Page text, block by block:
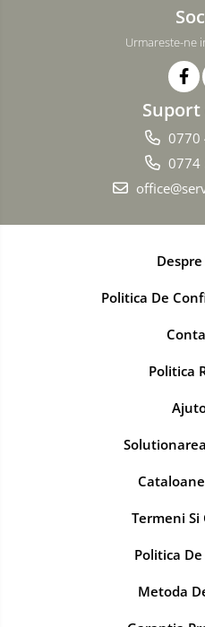
Urmareste-ne
0770
0774
Politica De
Politica
Termeni Si
Politica
Metoda